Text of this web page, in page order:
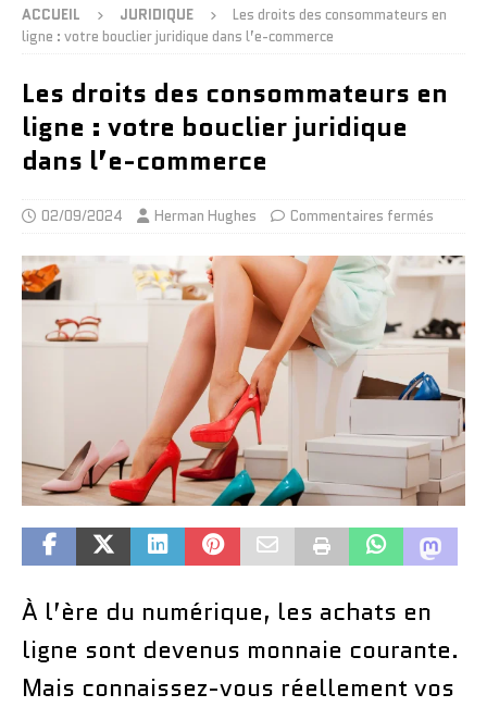
ACCUEIL JURIDIQUE
Les droits des consommateurs en
ligne : votre bouclier juridique dans l’e-commerce
Les droits des consommateurs en
ligne : votre bouclier juridique
dans l’e-commerce
02/09/2024 Herman Hughes Commentaires fermés
À l’ère du numérique, les achats en
ligne sont devenus monnaie courante.
Mais connaissez-vous réellement vos